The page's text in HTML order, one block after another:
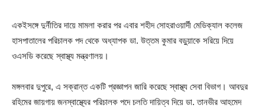
একইসঙ্গে দুর্নীতির দায়ে মামলা করার পর এবার শহীদ সোহরাওয়ার্দী মেডিক্যাল কলেজ
হাসপাতালের পরিচালক পদ থেকে অধ্যাপক ডা. উত্তম কুমার বড়ুয়াকে সরিয়ে দিয়ে
ওএসডি করেছে স্বাস্থ্য মন্ত্রণালয়।
মঙ্গলবার দুপুরে, এ সক্রান্ত একটি প্রজ্ঞাপন জারি করেছে স্বাস্থ্য সেবা বিভাগ। আবদুর
রহিমের জায়গায় জনস্বাস্থ্যের পরিচালক পদে চলতি দায়িত্ব দিয়ে ডা. তানভীর আহমেদ